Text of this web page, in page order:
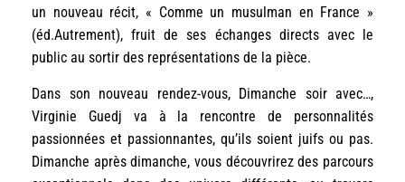
un nouveau récit, « Comme un musulman en France »
(éd.Autrement), fruit de ses échanges directs avec le
public au sortir des représentations de la pièce.
Dans son nouveau rendez-vous, Dimanche soir avec…,
Virginie Guedj va à la rencontre de personnalités
passionnées et passionnantes, qu’ils soient juifs ou pas.
Dimanche après dimanche, vous découvrirez des parcours